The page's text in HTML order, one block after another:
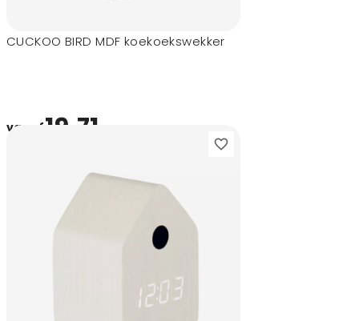
CUCKOO BIRD MDF koekoekswekker
vanaf19,71